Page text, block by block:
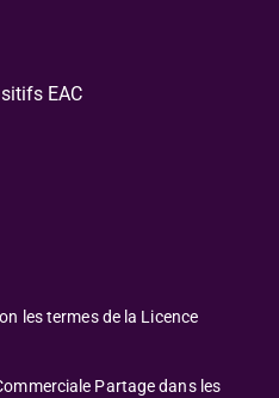
EAC
les termes de la Licence
Partage dans les